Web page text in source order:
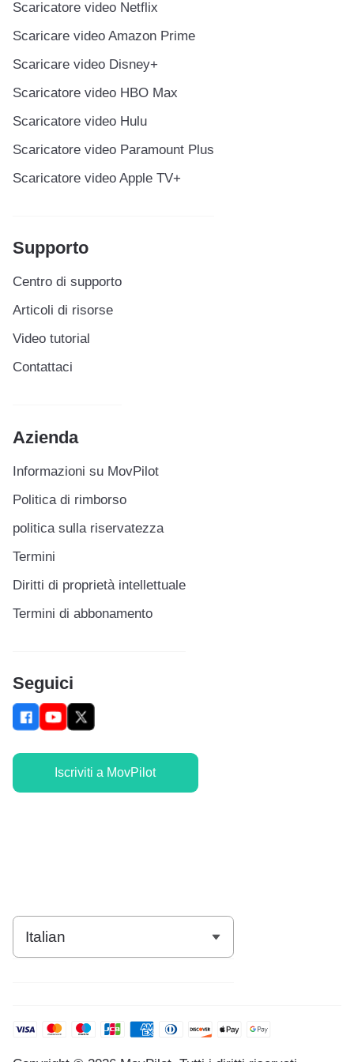
Scaricatore video Netflix
Scaricare video Amazon Prime
Scaricare video Disney+
Scaricatore video HBO Max
Scaricatore video Hulu
Scaricatore video Paramount Plus
Scaricatore video Apple TV+
Supporto
Centro di supporto
Articoli di risorse
Video tutorial
Contattaci
Azienda
Informazioni su MovPilot
Politica di rimborso
politica sulla riservatezza
Termini
Diritti di proprietà intellettuale
Termini di abbonamento
Seguici
Iscriviti a MovPilot